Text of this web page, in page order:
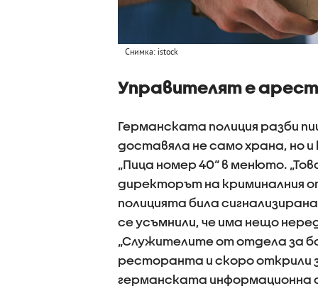
Снимка: istock
Управителят е
Германската полиция разби
доставяла не само храна, но
„Пица номер 40“ в менюто.
директорът на криминалния
полицията била
се усъмнили, че има нещо
„Служителите от отдела за
ресторанта и скоро открили
германската информационна